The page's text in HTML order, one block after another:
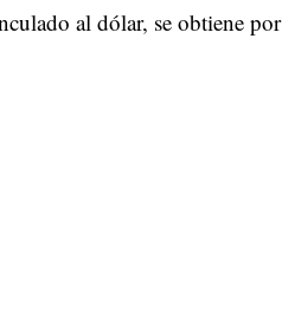
al dólar, se obtiene por